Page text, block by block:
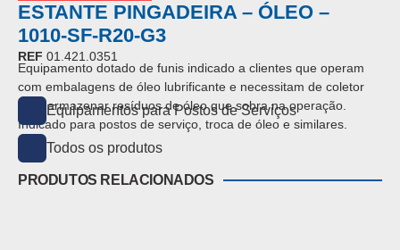
ESTANTE PINGADEIRA – ÓLEO –
1010-SF-R20-G3
REF 01.421.0351
Equipamento dotado de funis indicado a clientes que operam
com embalagens de óleo lubrificante e necessitam de coletor
para armazenar resíduos de óleo que sobra na operação.
Indicado para postos de serviço, troca de óleo e similares.
Equipamentos para Postos de Serviços
Todos os produtos
PRODUTOS RELACIONADOS